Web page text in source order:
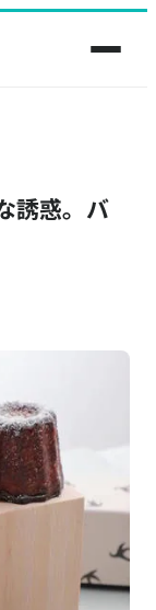
誘惑。バ